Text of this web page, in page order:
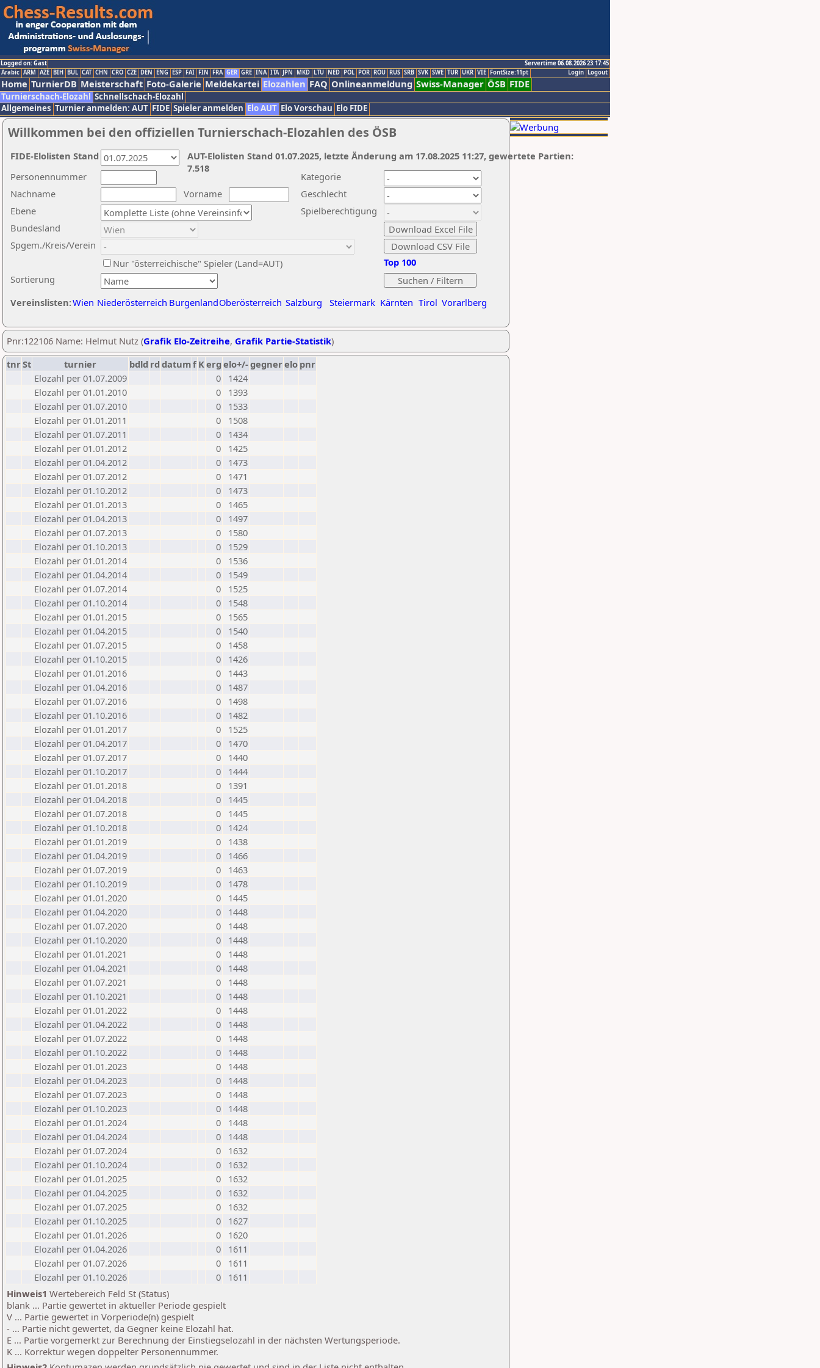
Logged on: Gast
Servertime 06.08.2026 23:17:45
Logout
Login
Arabic ARM AZE BIH BUL CAT CHN CRO CZE DEN ENG ESP FAI FIN FRA GER GRE INA ITA JPN MKD LTU NED POL POR ROU RUS SRB SVK SWE TUR UKR VIE FontSize:11pt
Home TurnierDB Meisterschaft Foto-Galerie Meldekartei Elozahlen FAQ Onlineanmeldung Swiss-Manager ÖSB FIDE
Turnierschach-Elozahl Schnellschach-Elozahl
Allgemeines Turnier anmelden: AUT FIDE Spieler anmelden Elo AUT Elo Vorschau Elo FIDE
Willkommen bei den offiziellen Turnierschach-Elozahlen des ÖSB
Nachname
Vorname
Ebene
Kategorie
Sortierung
Personennummer
Bundesland
Spgem./Kreis/Verein
Geschlecht
Nur "österreichische" Spieler (Land=AUT)
Spielberechtigung
Vereinslisten:Wien Niederösterreich BurgenlandOberösterreich Salzburg Steiermark Kärnten Tirol Vorarlberg
Top 100
AUT-Elolisten Stand 01.07.2025, letzte Änderung am 17.08.2025 11:27, gewertete Partien:
7.518
FIDE-Elolisten Stand
Pnr:122106 Name: Helmut Nutz (Grafik Elo-Zeitreihe, Grafik Partie-Statistik)
tnrSt turnier bdld rd datumf Kerg elo+/-gegnerelo pnr
Elozahl per 01.07.2009
0
1424
Elozahl per 01.01.2010
0
1393
Elozahl per 01.07.2010
0
1533
Elozahl per 01.01.2011
0
1508
Elozahl per 01.07.2011
0
1434
Elozahl per 01.01.2012
0
1425
Elozahl per 01.04.2012
0
1473
Elozahl per 01.07.2012
0
1471
Elozahl per 01.10.2012
0
1473
Elozahl per 01.01.2013
0
1465
Elozahl per 01.04.2013
0
1497
Elozahl per 01.07.2013
0
1580
Elozahl per 01.10.2013
0
1529
Elozahl per 01.01.2014
0
1536
Elozahl per 01.04.2014
0
1549
Elozahl per 01.07.2014
0
1525
Elozahl per 01.10.2014
0
1548
Elozahl per 01.01.2015
0
1565
Elozahl per 01.04.2015
0
1540
Elozahl per 01.07.2015
0
1458
Elozahl per 01.10.2015
0
1426
Elozahl per 01.01.2016
0
1443
Elozahl per 01.04.2016
0
1487
Elozahl per 01.07.2016
0
1498
Elozahl per 01.10.2016
0
1482
Elozahl per 01.01.2017
0
1525
Elozahl per 01.04.2017
0
1470
Elozahl per 01.07.2017
0
1440
Elozahl per 01.10.2017
0
1444
Elozahl per 01.01.2018
0
1391
Elozahl per 01.04.2018
0
1445
Elozahl per 01.07.2018
0
1445
Elozahl per 01.10.2018
0
1424
Elozahl per 01.01.2019
0
1438
Elozahl per 01.04.2019
0
1466
Elozahl per 01.07.2019
0
1463
Elozahl per 01.10.2019
0
1478
Elozahl per 01.01.2020
0
1445
Elozahl per 01.04.2020
0
1448
Elozahl per 01.07.2020
0
1448
Elozahl per 01.10.2020
0
1448
Elozahl per 01.01.2021
0
1448
Elozahl per 01.04.2021
0
1448
Elozahl per 01.07.2021
0
1448
Elozahl per 01.10.2021
0
1448
Elozahl per 01.01.2022
0
1448
Elozahl per 01.04.2022
0
1448
Elozahl per 01.07.2022
0
1448
Elozahl per 01.10.2022
0
1448
Elozahl per 01.01.2023
0
1448
Elozahl per 01.04.2023
0
1448
Elozahl per 01.07.2023
0
1448
Elozahl per 01.10.2023
0
1448
Elozahl per 01.01.2024
0
1448
Elozahl per 01.04.2024
0
1448
Elozahl per 01.07.2024
0
1632
Elozahl per 01.10.2024
0
1632
Elozahl per 01.01.2025
0
1632
Elozahl per 01.04.2025
0
1632
Elozahl per 01.07.2025
0
1632
Elozahl per 01.10.2025
0
1627
Elozahl per 01.01.2026
0
1620
Elozahl per 01.04.2026
0
1611
Elozahl per 01.07.2026
0
1611
Elozahl per 01.10.2026
0
1611
Hinweis1 Wertebereich Feld St (Status)
blank ... Partie gewertet in aktueller Periode gespielt
V ... Partie gewertet in Vorperiode(n) gespielt
- ... Partie nicht gewertet, da Gegner keine Elozahl hat.
E ... Partie vorgemerkt zur Berechnung der Einstiegselozahl in der nächsten Wertungsperiode.
K ... Korrektur wegen doppelter Personennummer.